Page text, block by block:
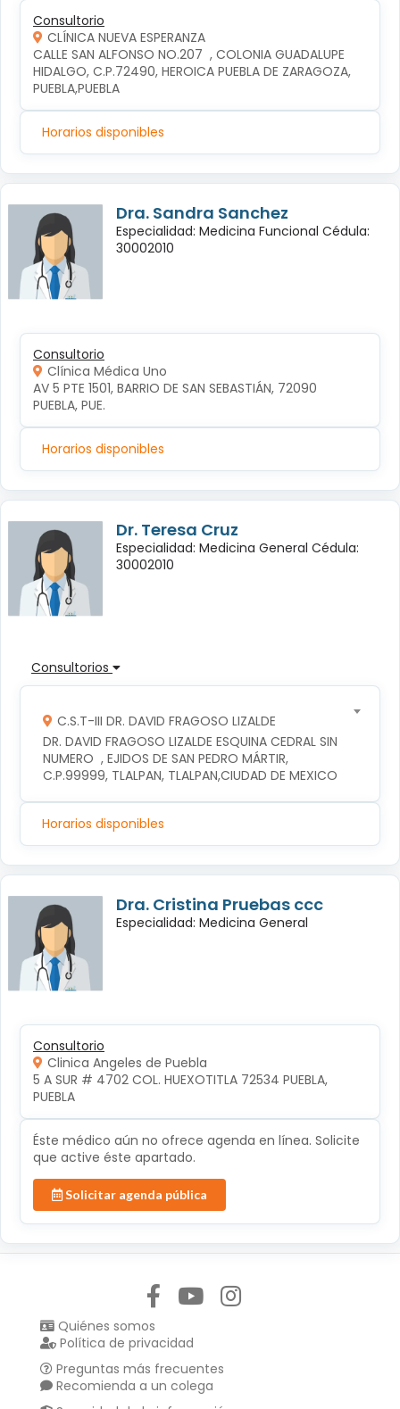
Consultorio
CLÍNICA NUEVA ESPERANZA
CALLE SAN ALFONSO NO.207  , COLONIA GUADALUPE
HIDALGO, C.P.72490, HEROICA PUEBLA DE ZARAGOZA,
PUEBLA,PUEBLA
Horarios disponibles
Dra. Sandra Sanchez
Especialidad: Medicina Funcional Cédula:
30002010
Consultorio
Clínica Médica Uno
AV 5 PTE 1501, BARRIO DE SAN SEBASTIÁN, 72090
PUEBLA, PUE.
Horarios disponibles
Dr. Teresa Cruz
Especialidad: Medicina General Cédula:
30002010
Consultorios
C.S.T-III DR. DAVID FRAGOSO LIZALDE
DR. DAVID FRAGOSO LIZALDE ESQUINA CEDRAL SIN
NUMERO  , EJIDOS DE SAN PEDRO MÁRTIR,
C.P.99999, TLALPAN, TLALPAN,CIUDAD DE MEXICO
Horarios disponibles
Dra. Cristina Pruebas ccc
Especialidad: Medicina General
Consultorio
Clinica Angeles de Puebla
5 A SUR # 4702 COL. HUEXOTITLA 72534 PUEBLA,
PUEBLA
Éste médico aún no ofrece agenda en línea. Solicite
que active éste apartado.
Solicitar agenda pública
Quiénes somos
Política de privacidad
Preguntas más frecuentes
Recomienda a un colega